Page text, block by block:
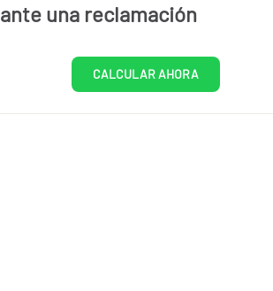
ante una reclamación
CALCULAR AHORA